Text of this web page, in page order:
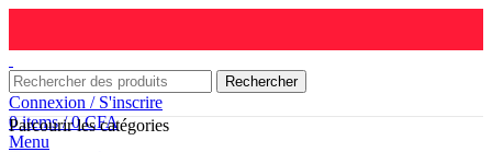
Rechercher
Connexion / S'inscrire
0items / 0CFA
Menu
Parcourir les catégories